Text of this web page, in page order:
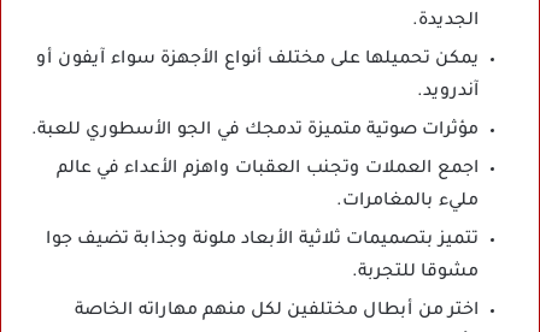
الجديدة.
يمكن تحميلها على مختلف أنواع الأجهزة سواء آيفون أو
آندرويد.
مؤثرات صوتية متميزة تدمجك في الجو الأسطوري للعبة.
اجمع العملات وتجنب العقبات واهزم الأعداء في عالم
مليء بالمغامرات.
تتميز بتصميمات ثلاثية الأبعاد ملونة وجذابة تضيف جوا
مشوقا للتجربة.
اختر من أبطال مختلفين لكل منهم مهاراته الخاصة